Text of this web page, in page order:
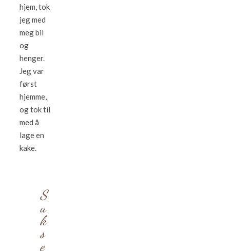
hjem, tok
jeg med
meg bil
og
henger.
Jeg var
først
hjemme,
og tok til
med å
lage en
kake.
S
u
k
s
e